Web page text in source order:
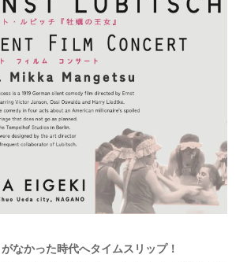
なかった時代へタイムスリップ！